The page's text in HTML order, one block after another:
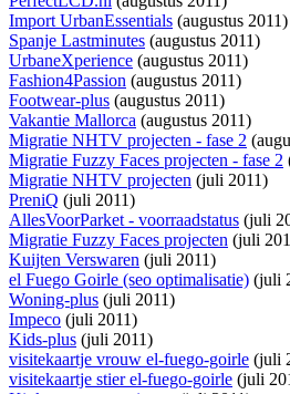
Import UrbanEssentials (augustus 2011)
Spanje Lastminutes (augustus 2011)
UrbaneXperience (augustus 2011)
Fashion4Passion (augustus 2011)
Footwear-plus (augustus 2011)
Vakantie Mallorca (augustus 2011)
Migratie NHTV projecten - fase 2
Migratie Fuzzy Faces projecten - fase 2
Migratie NHTV projecten (juli 2011)
PreniQ (juli 2011)
AllesVoorParket - voorraadstatus (juli
Migratie Fuzzy Faces projecten (juli
Kuijten Verswaren (juli 2011)
el Fuego Goirle (seo optimalisatie) (juli
Woning-plus (juli 2011)
Impeco (juli 2011)
Kids-plus (juli 2011)
visitekaartje vrouw el-fuego-goirle (juli
visitekaartje stier el-fuego-goirle (juli